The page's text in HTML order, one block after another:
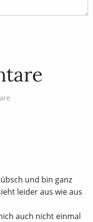
und bin ganz
leider aus wie aus
auch nicht einmal